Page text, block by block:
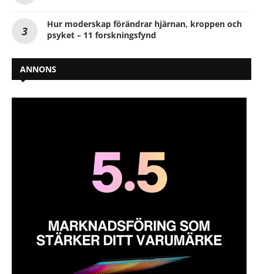
Hur moderskap förändrar hjärnan, kroppen och
psyket – 11 forskningsfynd
ANNONS